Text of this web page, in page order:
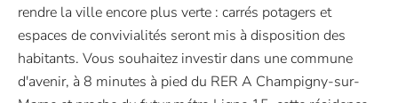
rendre la ville encore plus verte : carrés potagers et
espaces de convivialités seront mis à disposition des
habitants. Vous souhaitez investir dans une commune
d'avenir, à 8 minutes à pied du RER A Champigny-sur-